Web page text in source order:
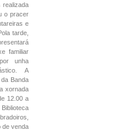
realizada
o pracer
e
tarde,
familiar
unha
A
Banda
xornada
12.00 a
de venda